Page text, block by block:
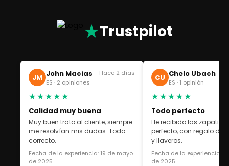
★Trustpilot
JM John Macias
ES · 2 opiniones
Hace 2 días
★★★★★
Calidad muy buena
Muy buen trato al cliente, siempre
me resolvían mis dudas. Todo
correcto.
Fecha de la experiencia: 19 de mayo
de 2025
CU Chelo Ubach
ES · 1 opinión
★★★★★
Todo perfecto
He recibido las
perfecto, con regalo de
y llaveros.
Fecha de la experiencia:
de 2025